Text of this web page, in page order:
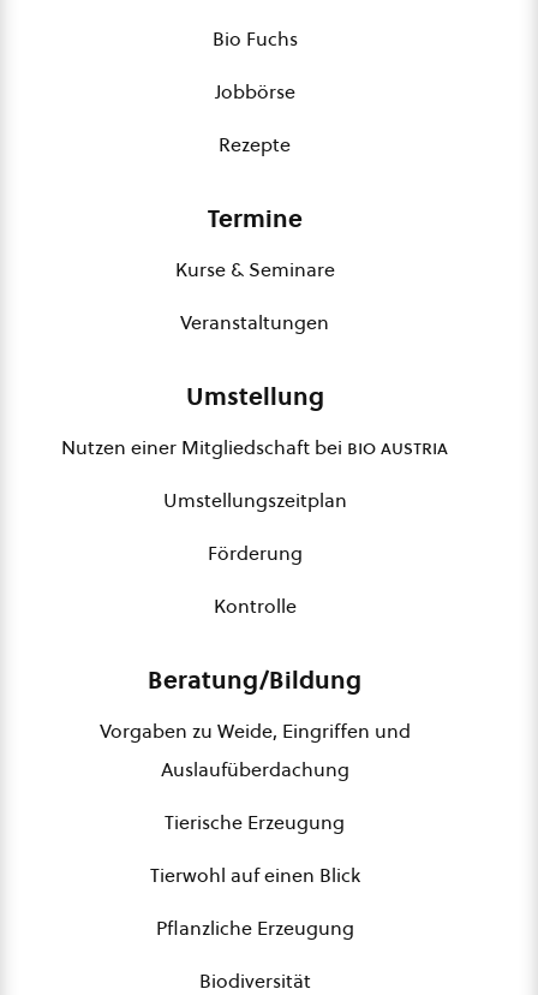
Bio Fuchs
Jobbörse
Rezepte
Termine
Kurse & Seminare
Veranstaltungen
Umstellung
Nutzen einer Mitgliedschaft bei bio austria
Umstellungszeitplan
Förderung
Kontrolle
Beratung/Bildung
Vorgaben zu Weide, Eingriffen und
Auslaufüberdachung
Tierische Erzeugung
Tierwohl auf einen Blick
Pflanzliche Erzeugung
Biodiversität